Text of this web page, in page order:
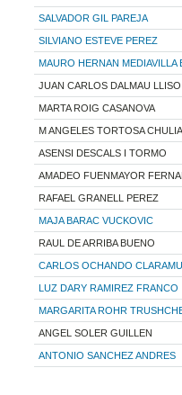
SALVADOR GIL PAREJA
SILVIANO ESTEVE PEREZ
MAURO HERNAN MEDIAVILLA
JUAN CARLOS DALMAU LLISO
MARTA ROIG CASANOVA
M ANGELES TORTOSA CHULIA
ASENSI DESCALS I TORMO
AMADEO FUENMAYOR
RAFAEL GRANELL PEREZ
MAJA BARAC VUCKOVIC
RAUL DE ARRIBA BUENO
CARLOS OCHANDO
LUZ DARY RAMIREZ FRANCO
MARGARITA ROHR
ANGEL SOLER GUILLEN
ANTONIO SANCHEZ ANDRES